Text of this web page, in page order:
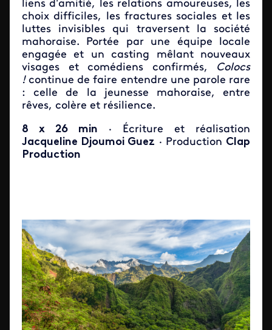
liens d’amitié, les relations amoureuses, les
choix difficiles, les fractures sociales et les
luttes invisibles qui traversent la société
mahoraise. Portée par une équipe locale
engagée et un casting mêlant nouveaux
visages et comédiens confirmés,
Colocs
!continue de faire entendre une parole rare
: celle de la jeunesse mahoraise, entre
rêves, colère et résilience.
8 x 26 min · Écriture et réalisation
Jacqueline Djoumoi Guez · Production Clap
Production